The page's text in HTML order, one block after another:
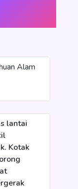
Alam
lantai
Kotak